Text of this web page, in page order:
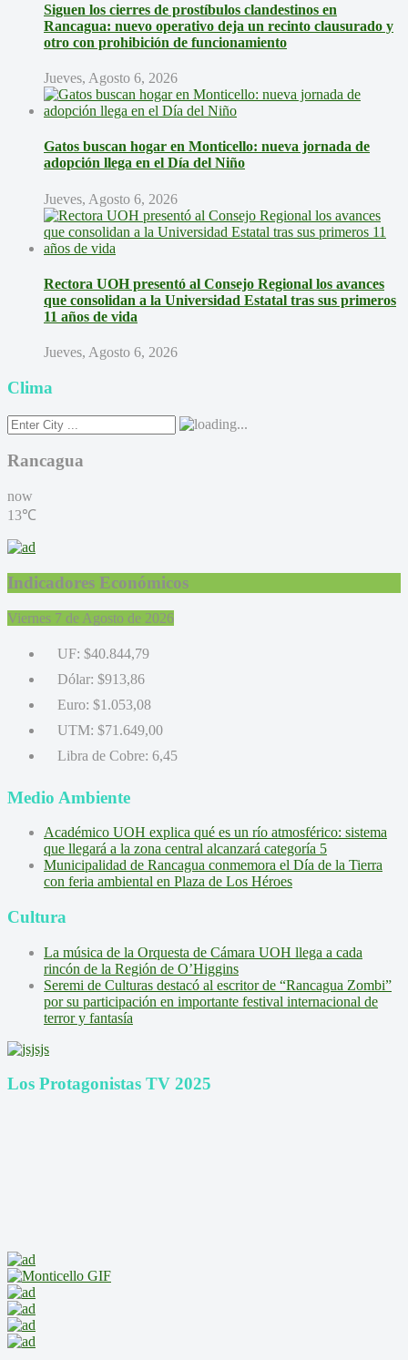
Siguen los cierres de prostíbulos clandestinos en
Rancagua: nuevo operativo deja un recinto clausurado y
otro con prohibición de funcionamiento
Jueves, Agosto 6, 2026
Gatos buscan hogar en Monticello: nueva jornada de
adopción llega en el Día del Niño
Jueves, Agosto 6, 2026
Rectora UOH presentó al Consejo Regional los avances
que consolidan a la Universidad Estatal tras sus primeros
11 años de vida
Jueves, Agosto 6, 2026
Clima
Rancagua
now
13℃
Indicadores Económicos
Viernes 7 de Agosto de 2026
UF: $40.844,79
Dólar: $913,86
Euro: $1.053,08
UTM: $71.649,00
Libra de Cobre: 6,45
Medio Ambiente
Académico UOH explica qué es un río atmosférico: sistema
que llegará a la zona central alcanzará categoría 5
Municipalidad de Rancagua conmemora el Día de la Tierra
con feria ambiental en Plaza de Los Héroes
Cultura
La música de la Orquesta de Cámara UOH llega a cada
rincón de la Región de O’Higgins
Seremi de Culturas destacó al escritor de “Rancagua Zombi”
por su participación en importante festival internacional de
terror y fantasía
Los Protagonistas TV 2025